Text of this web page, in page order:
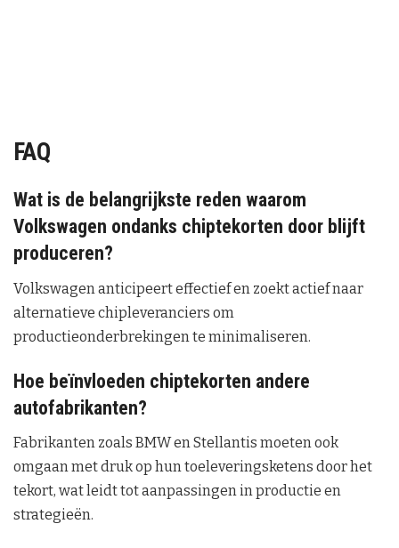
FAQ
Wat is de belangrijkste reden waarom
Volkswagen ondanks chiptekorten door blijft
produceren?
Volkswagen anticipeert effectief en zoekt actief naar
alternatieve chipleveranciers om
productieonderbrekingen te minimaliseren.
Hoe beïnvloeden chiptekorten andere
autofabrikanten?
Fabrikanten zoals BMW en Stellantis moeten ook
omgaan met druk op hun toeleveringsketens door het
tekort, wat leidt tot aanpassingen in productie en
strategieën.